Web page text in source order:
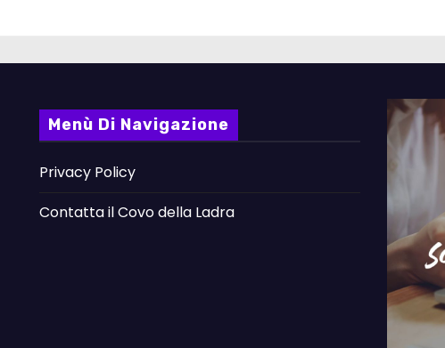
Menù Di Navigazione
Privacy Policy
Contatta il Covo della Ladra